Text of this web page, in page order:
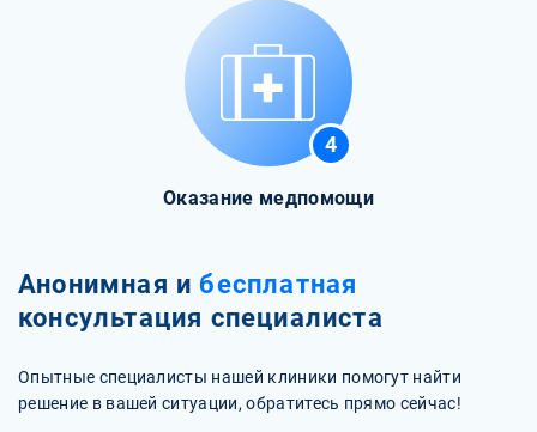
4
Оказание медпомощи
Анонимная и бесплатная
консультация специалиста
Опытные специалисты нашей клиники помогут найти
решение в вашей ситуации, обратитесь прямо сейчас!